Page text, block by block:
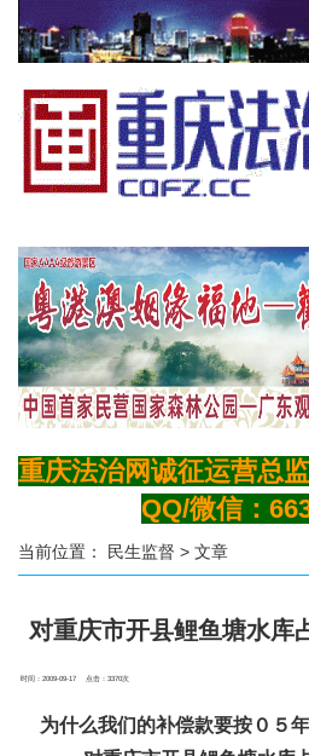
重庆法治网诚征运营总
QQ/微信：
当前位置： 民生监督 > 文章
对重庆市开县鲤鱼塘水库
时间：2009-09-17 点击：3370次
为什么我们的补偿款要按０５